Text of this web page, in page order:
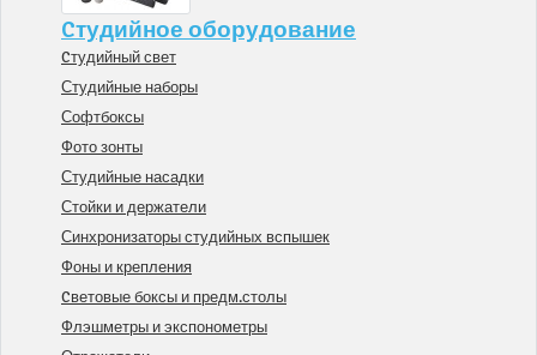
Cтудийное оборудование
Cтудийный свет
Студийные наборы
Софтбоксы
Фото зонты
Студийные насадки
Стойки и держатели
Синхронизаторы студийных вспышек
Фоны и крепления
Cветовые боксы и предм.столы
Флэшметры и экспонометры